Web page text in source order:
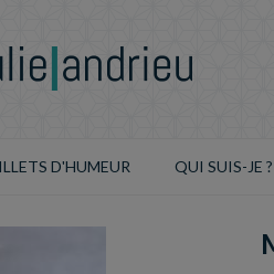
D'HUMEUR QUI SUIS-JE ?